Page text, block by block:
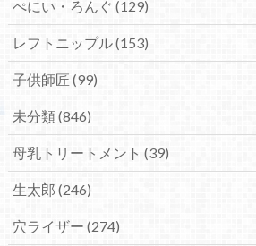
ぺにい・ろんぐ (129)
レフトニップル(153)
子供師匠 (99)
未分類(846)
母乳トリートメント (39)
生太郎 (246)
穴ライザー (274)